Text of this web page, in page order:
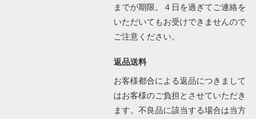
までが期限。４日を過ぎてご連絡を
いただいてもお受けできませんので
ご注意ください。
返品送料
お客様都合による返品につきまして
はお客様のご負担とさせていただき
ます。不良品に該当する場合は当方